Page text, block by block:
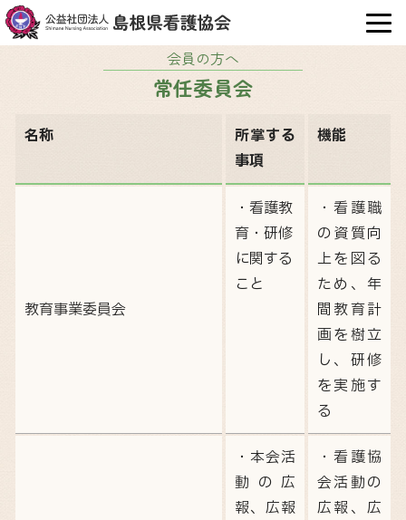
会員の方へ
常任委員会
名称
所掌する
事項
機能
教育事業委員会
・看護教
育・研修
に関する
こと
・看護職
の資質向
上を図る
ため、年
間教育計
画を樹立
し、研修
を実施す
る
・本会活
動の広
報、広報
・看護協
会活動の
広報、広